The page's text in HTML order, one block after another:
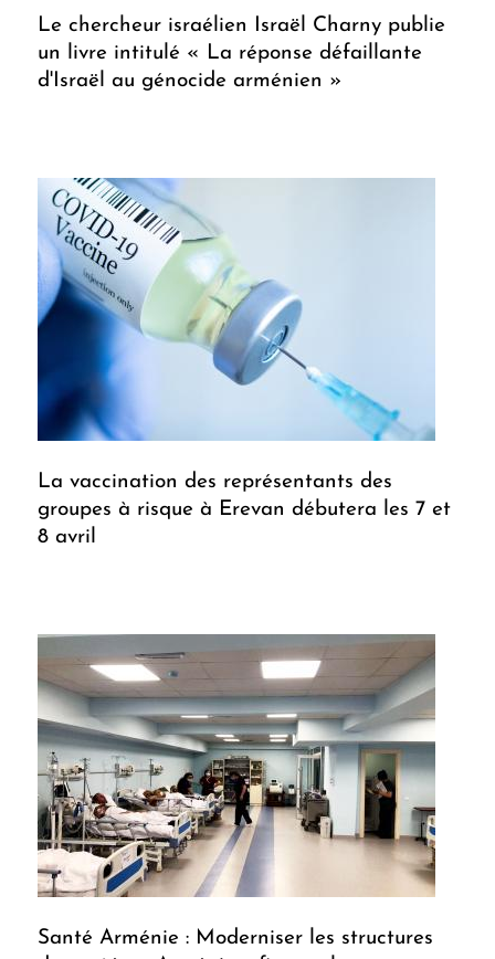
Le chercheur israélien Israël Charny publie
un livre intitulé « La réponse défaillante
d'Israël au génocide arménien »
La vaccination des représentants des
groupes à risque à Erevan débutera les 7 et
8 avril
Santé Arménie : Moderniser les structures